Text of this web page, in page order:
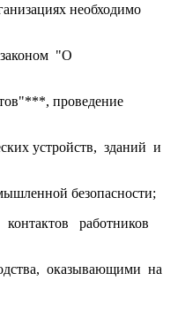
необходимо
"О
проведение
устройств, зданий и
безопасности;
работников
оказывающими на